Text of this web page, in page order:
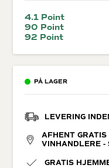
4.1 Point
90 Point
92 Point
PÅ LAGER
LEVERING
AFHENT
VINHANDLERE -
GRATIS